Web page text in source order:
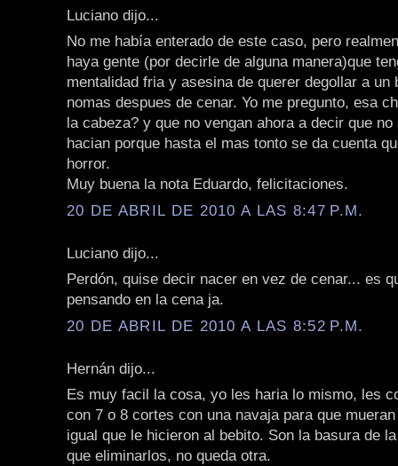
Luciano dijo...
No me había enterado de este caso, pero
haya gente (por decirle de alguna manera)que
mentalidad fria y asesina de querer degollar a un
nomas despues de cenar. Yo me pregunto, esa
la cabeza? y que no vengan ahora a decir que no
hacian porque hasta el mas tonto se da cuenta
horror.
Muy buena la nota Eduardo, felicitaciones.
20 DE ABRIL DE 2010 A LAS 8:47 P.M.
Luciano dijo...
Perdón, quise decir nacer en vez de cenar... es
pensando en la cena ja.
20 DE ABRIL DE 2010 A LAS 8:52 P.M.
Hernán dijo...
Es muy facil la cosa, yo les haria lo mismo, les
con 7 o 8 cortes con una navaja para que
igual que le hicieron al bebito. Son la basura de
que eliminarlos, no queda otra.